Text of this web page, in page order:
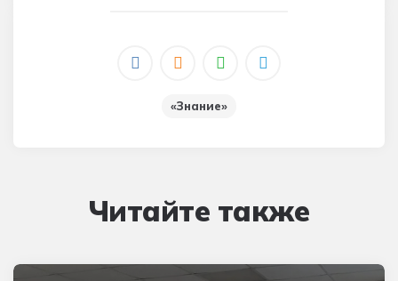
«Знание»
Читайте также